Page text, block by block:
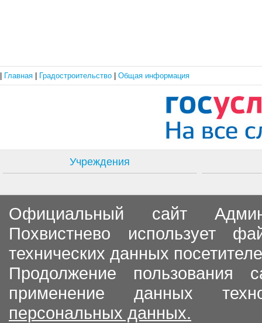
Главная Градостроительство Общая информация
Учреждения
Официальный сайт
Похвистнево использует
технических данных
Продолжение пользования
применение данных
персональных данных.